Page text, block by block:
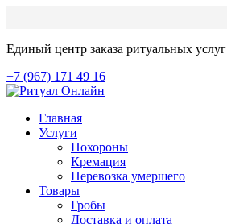
Единый центр заказа ритуальных услуг
+7 (967) 171 49 16
Главная
Услуги
Похороны
Кремация
Перевозка умершего
Товары
Гробы
Доставка и оплата